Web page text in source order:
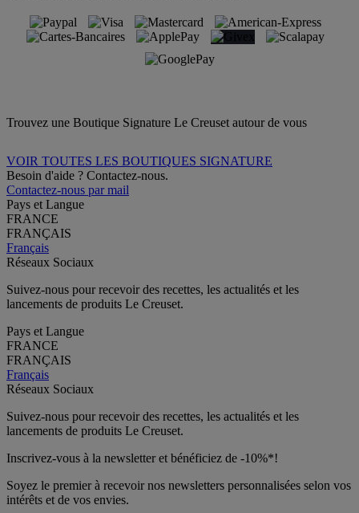
Trouvez une Boutique Signature Le Creuset autour de vous
VOIR TOUTES LES BOUTIQUES SIGNATURE
Besoin d'aide ? Contactez-nous.
Contactez-nous par mail
Pays et Langue
FRANCE
FRANÇAIS
Français
Réseaux Sociaux
Suivez-nous pour recevoir des recettes, les actualités et les
lancements de produits Le Creuset.
Pays et Langue
FRANCE
FRANÇAIS
Français
Réseaux Sociaux
Suivez-nous pour recevoir des recettes, les actualités et les
lancements de produits Le Creuset.
Inscrivez-vous à la newsletter et bénéficiez de -10%*!
Soyez le premier à recevoir nos newsletters personnalisées selon vos
intérêts et de vos envies.